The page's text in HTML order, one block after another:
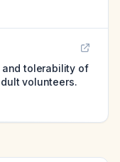
tolerability of
volunteers.